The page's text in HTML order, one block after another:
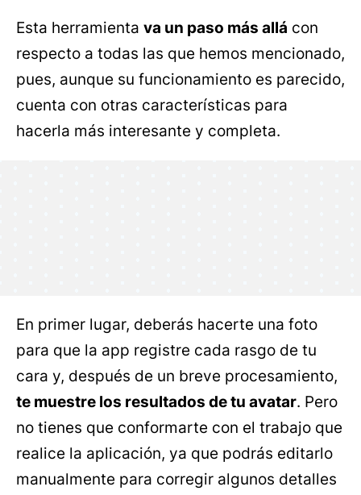
Esta herramienta va un paso más allá con
respecto a todas las que hemos mencionado,
pues, aunque su funcionamiento es parecido,
cuenta con otras características para
hacerla más interesante y completa.
En primer lugar, deberás hacerte una foto
para que la app registre cada rasgo de tu
cara y, después de un breve procesamiento,
te muestre los resultados de tu avatar. Pero
no tienes que conformarte con el trabajo que
realice la aplicación, ya que podrás editarlo
manualmente para corregir algunos detalles